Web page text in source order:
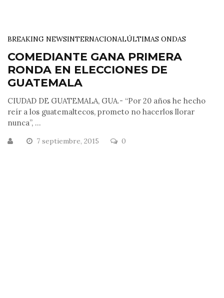
BREAKING NEWSINTERNACIONALÚLTIMAS ONDAS
COMEDIANTE GANA PRIMERA
RONDA EN ELECCIONES DE
GUATEMALA
CIUDAD DE GUATEMALA, GUA.- “Por 20 años he hecho
reír a los guatemaltecos, prometo no hacerlos llorar
nunca”, ...
7 septiembre, 2015 0